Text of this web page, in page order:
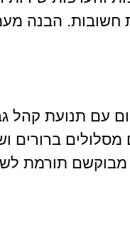
חשובות. הבנה
עם תנועת קהל
מסלולים ברורים
תורמת